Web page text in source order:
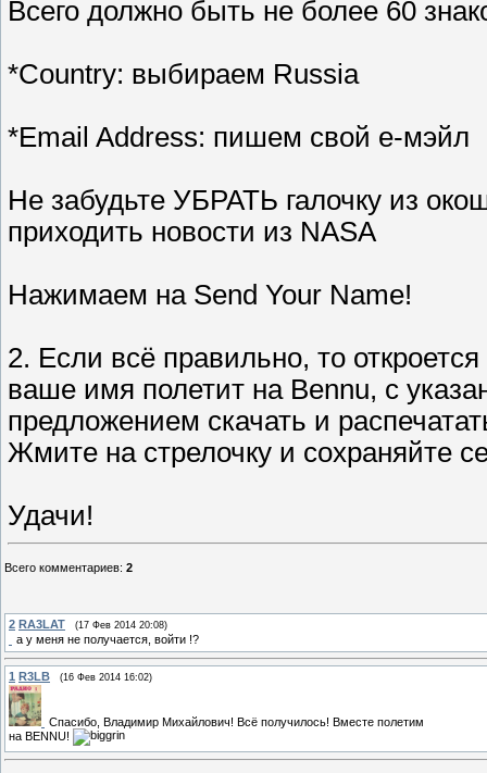
Всего должно быть не более 60
*Country: выбираем Russia
*Email Address: пишем свой е-мэйл
Не забудьте УБРАТЬ галочку из
приходить новости из NASA
Нажимаем на Send Your Name!
2. Если всё правильно, то
ваше имя полетит на Bennu, с
предложением скачать и
Жмите на стрелочку и сохраняйте
Удачи!
Всего комментариев: 2
2 RA3LAT (17 Фев 2014 20:08)
а у меня не получается, войти !?
1 R3LB (16 Фев 2014 16:02)
Спасибо, Владимир Михайлович! Всё получилось! Вместе полетим
на BENNU!